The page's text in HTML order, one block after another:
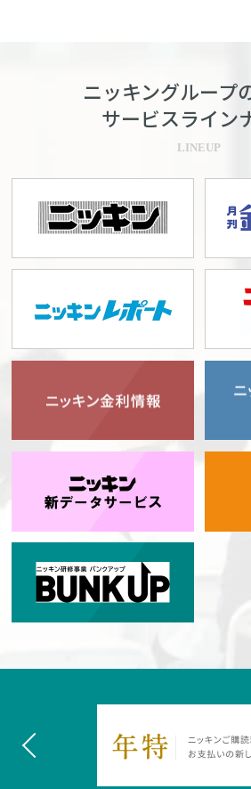
ニッキングループ
サービスライン
LINEUP